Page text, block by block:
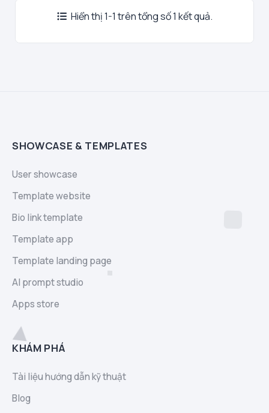
- Flexbox/Grid cho layout
- Tránh !important Hiển thị 1-1 trên tổng số 1 kết quả.
SHOWCASE & TEMPLATES
User showcase
Template website
Bio link template
Template app
Template landing page
AI prompt studio
Apps store
KHÁM PHÁ
Tài liệu hướng dẫn kỹ thuật
Blog